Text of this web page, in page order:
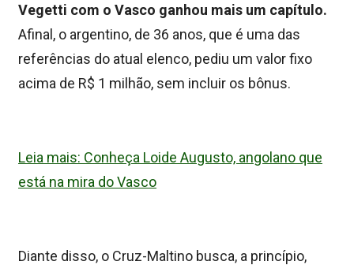
Vegetti com o Vasco ganhou mais um capítulo.
Afinal, o argentino, de 36 anos, que é uma das
referências do atual elenco, pediu um valor fixo
acima de R$ 1 milhão, sem incluir os bônus.
Leia mais: Conheça Loide Augusto, angolano que
está na mira do Vasco
Diante disso, o Cruz-Maltino busca, a princípio,